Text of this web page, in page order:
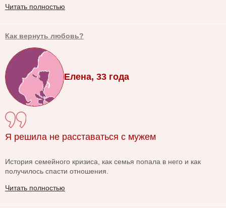
Читать полностью
Как вернуть любовь?
Елена, 33 года
Я решила не расставаться с мужем
История семейного кризиса, как семья попала в него и как
получилось спасти отношения.
Читать полностью